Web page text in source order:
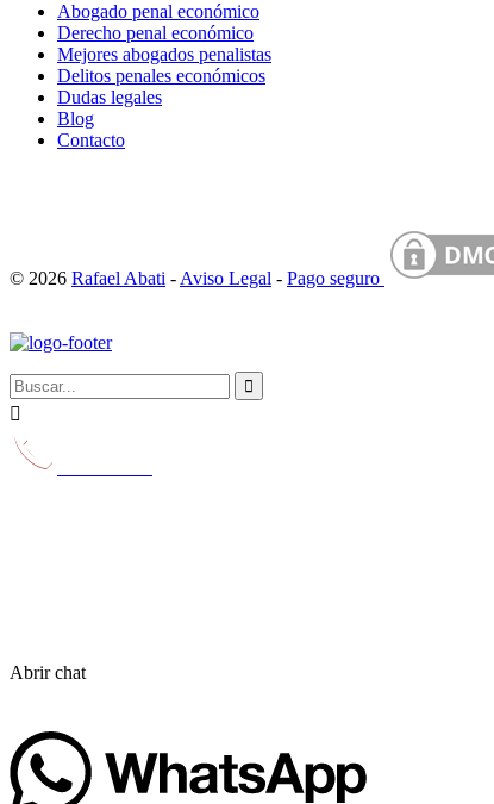
Abogado penal económico
Derecho penal económico
Mejores abogados penalistas
Delitos penales económicos
Dudas legales
Blog
Contacto
© 2026 Rafael Abati - Aviso Legal - Pago seguro


Abrir chat